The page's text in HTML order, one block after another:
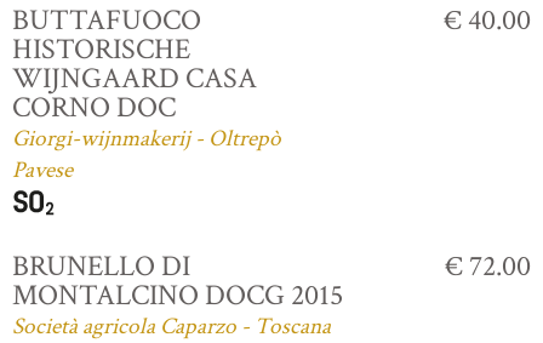
BUTTAFUOCO
HISTORISCHE
WIJNGAARD CASA
CORNO DOC
Giorgi-wijnmakerij - Oltrepò
Pavese
€ 40.00
BRUNELLO DI
MONTALCINO DOCG 2015
Società agricola Caparzo - Toscana
€ 72.00